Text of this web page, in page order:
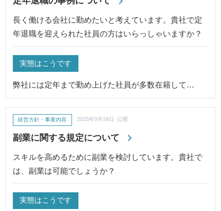
長く働ける会社に勤めたいと考えています。貴社で定
年退職を迎えられた社員の方はいらっしゃいますか？
実態はこうです
弊社には定年まで勤め上げた社員が多数在籍して…
副業に関する規定について
経営方針・事業内容 2025年9月16日 公開
スキルを高めるために副業を検討しています。貴社で
は、副業は可能でしょうか？
実態はこうです